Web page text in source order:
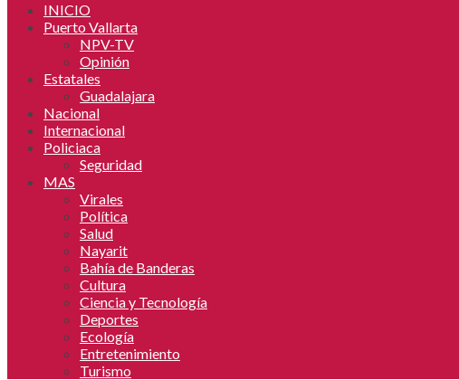
INICIO
Puerto Vallarta
NPV-TV
Opinión
Estatales
Guadalajara
Nacional
Internacional
Policiaca
Seguridad
MAS
Virales
Política
Salud
Nayarit
Bahía de Banderas
Cultura
Ciencia y Tecnología
Deportes
Ecología
Entretenimiento
Turismo